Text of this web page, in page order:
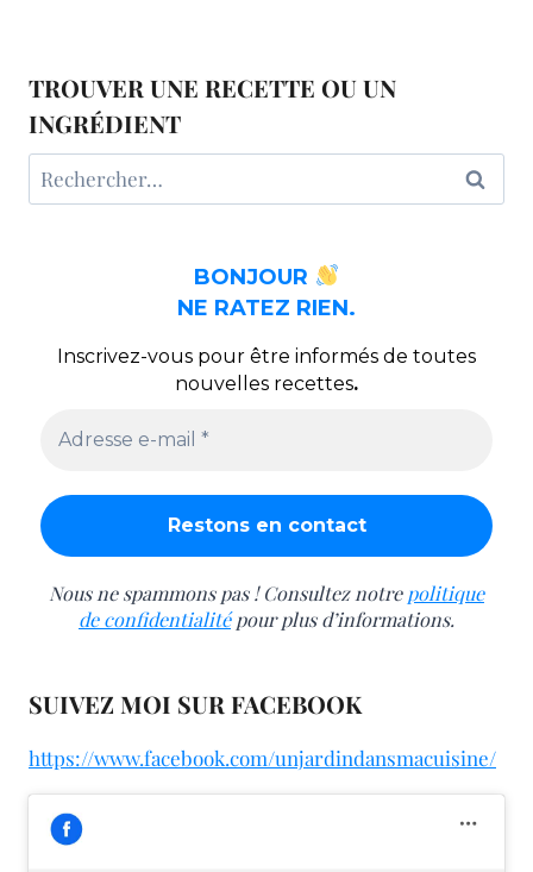
TROUVER UNE RECETTE OU UN
INGRÉDIENT
Rechercher :
BONJOUR
NE RATEZ RIEN.
Inscrivez-vous pour être informés de toutes
nouvelles recettes.
Nous ne spammons pas ! Consultez notre politique
de confidentialitépour plus d’informations.
SUIVEZ MOI SUR FACEBOOK
https://www.facebook.com/unjardindansmacuisine/